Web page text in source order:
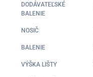
DODÁVATEĽSKÉ
BALENIE
NOSIČ
BALENIE
VÝŠKA LIŠTY